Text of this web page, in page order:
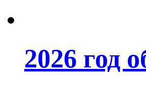
2026 год